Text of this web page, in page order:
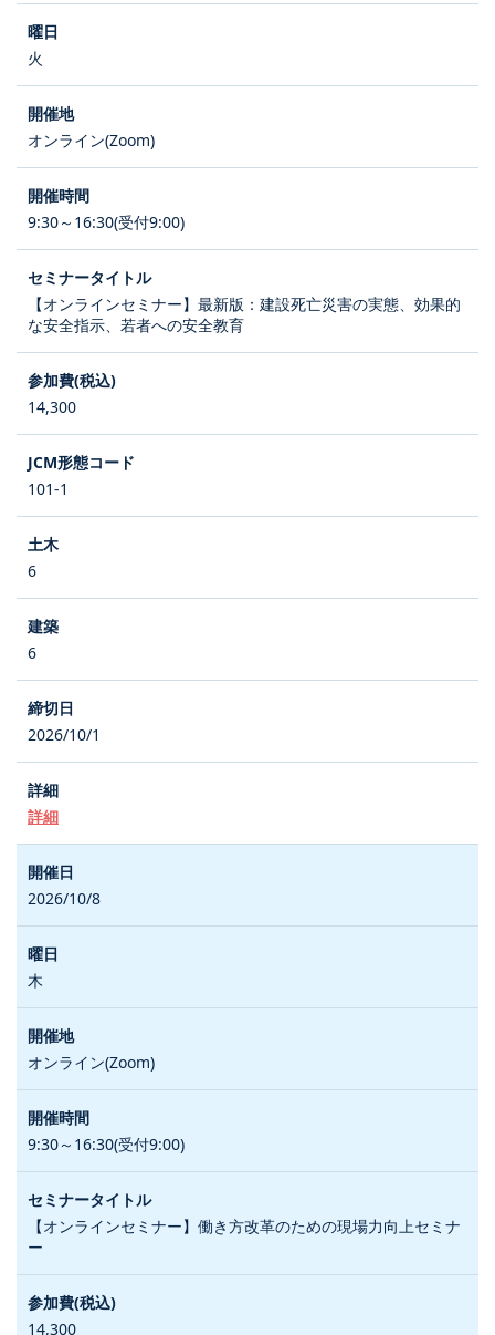
火
オンライン(Zoom)
9:30～16:30(受付9:00)
【オンラインセミナー】最新版：建設死亡災害の実態、効果的
な安全指示、若者への安全教育
14,300
101-1
6
6
2026/10/1
詳細
2026/10/8
木
オンライン(Zoom)
9:30～16:30(受付9:00)
【オンラインセミナー】働き方改革のための現場力向上セミナ
ー
14,300